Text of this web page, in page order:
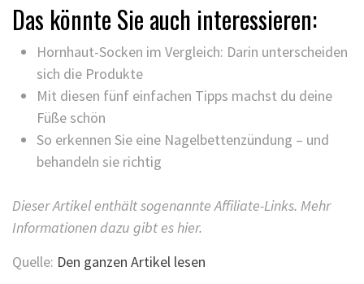
Das könnte Sie auch interessieren:
Hornhaut-Socken im Vergleich: Darin unterscheiden
sich die Produkte
Mit diesen fünf einfachen Tipps machst du deine
Füße schön
So erkennen Sie eine Nagelbettenzündung – und
behandeln sie richtig
Dieser Artikel enthält sogenannte Affiliate-Links. Mehr
Informationen dazu gibt es hier.
Quelle: Den ganzen Artikel lesen